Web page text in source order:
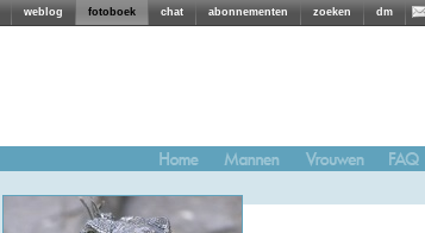
weblog fotoboek chat abonnementen zoeken dm